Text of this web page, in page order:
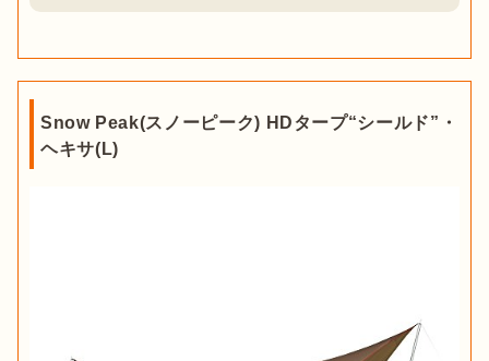
Snow Peak(スノーピーク) HDタープ“シールド”・
ヘキサ(L)